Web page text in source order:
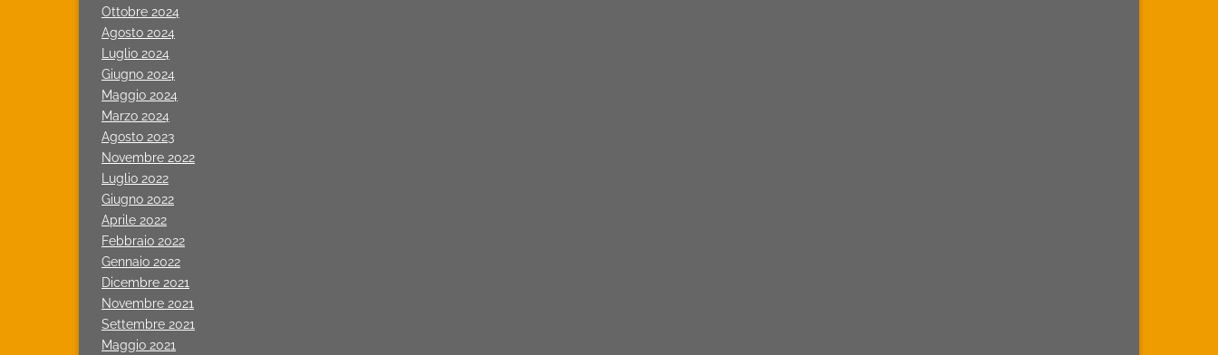
Ottobre 2024
Agosto 2024
Luglio 2024
Giugno 2024
Maggio 2024
Marzo 2024
Agosto 2023
Novembre 2022
Luglio 2022
Giugno 2022
Aprile 2022
Febbraio 2022
Gennaio 2022
Dicembre 2021
Novembre 2021
Settembre 2021
Maggio 2021